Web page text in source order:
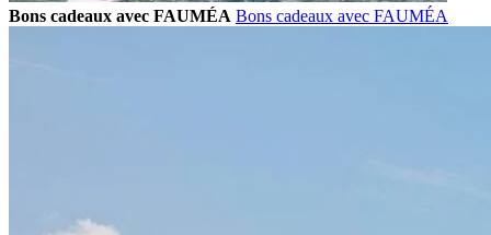
Bons cadeaux avec FAUMÉA Bons cadeaux avec FAUMÉA